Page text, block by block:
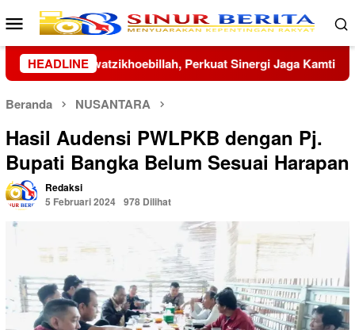
Loncat
ke
konten
Menu
Mobile
HEADLINE
Jaga Kamtibmas Famoni Gulo Bungkam Soal
Beranda NUSANTARA
Hasil Audensi PWLPKB dengan Pj.
Bupati Bangka Belum Sesuai Harapan
Redaksi
5 Februari 2024 978 Dilihat